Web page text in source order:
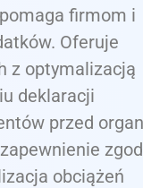
firmom i
Oferuje
z optymalizacją
deklaracji
przed
obciążeń